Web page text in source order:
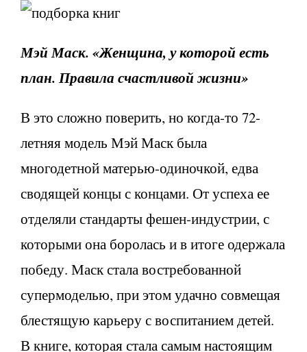
Мэй Маск. «Женщина, у которой есть
план. Правила счастливой жизни»
В это сложно поверить, но когда-то 72-
летняя модель Мэй Маск была
многодетной матерью-одиночкой, едва
сводящей концы с концами. От успеха ее
отделяли стандарты фешен-индустрии, с
которыми она боролась и в итоге одержала
победу. Маск стала востребованной
супермоделью, при этом удачно совмещая
блестящую карьеру с воспитанием детей.
В книге, которая стала самым настоящим